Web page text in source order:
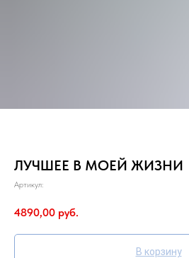
ЛУЧШЕЕ В МОЕЙ ЖИЗНИ
Артикул:
4890,00 руб.
В корзину